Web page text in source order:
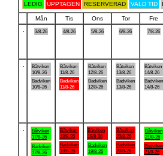
LEDIG UPPTAGEN RESERVERAD VALD TID
Mån Tis Ons Tor Fre
3/8-26 4/8-26 5/8-26 6/8-26 7/8-26
Båtviken
10/8-26
Badviken
10/8-26
Båtviken
11/8-26
Badviken
11/8-26
Båtviken
12/8-26
Badviken
12/8-26
Båtviken
13/8-26
Badviken
13/8-26
Båtviken
14/8-26
Badviken
14/8-26
Båtviken
17/8-26
Badviken
17/8-26
Båtviken
18/8-26
Badviken
18/8-26
Båtviken
19/8-26
Badviken
19/8-26
Båtviken
20/8-26
Badviken
20/8-26
Båtviken
21/8-26
Badviken
21/8-26